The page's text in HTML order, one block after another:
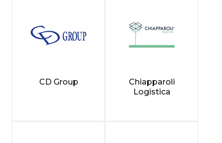
CD Group
Chiapparoli
Logistica